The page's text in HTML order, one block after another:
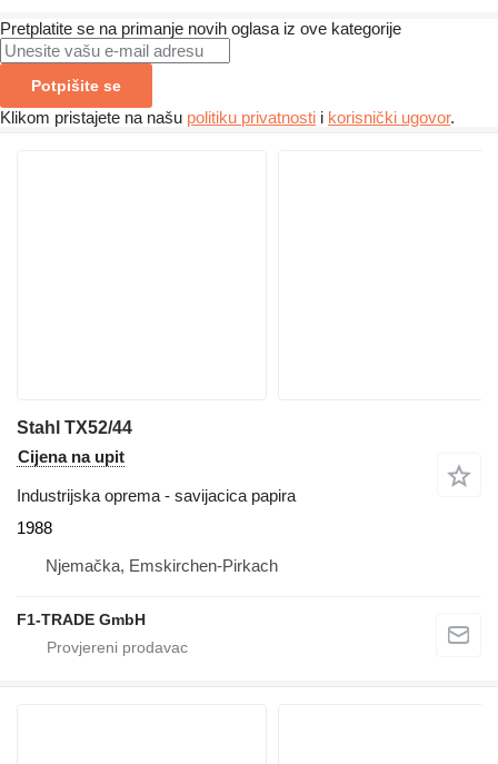
Pretplatite se na primanje novih oglasa iz ove kategorije
Potpišite se
Klikom pristajete na našu politiku privatnosti i korisnički ugovor.
Stahl TX52/44
Cijena na upit
Industrijska oprema - savijacica papira
1988
Njemačka, Emskirchen-Pirkach
F1-TRADE GmbH